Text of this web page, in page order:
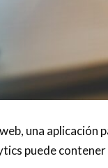
una aplicación
puede